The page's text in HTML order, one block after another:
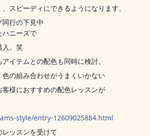
スピーディにできるようになります。
行の下見中
ハニーズで
入。笑
イテムとの配色も同時に検討。
の組み合わせがうまくいかない
客様におすすめの配色レッスンが
style/entry-12609025884.html
ッスンを受けて